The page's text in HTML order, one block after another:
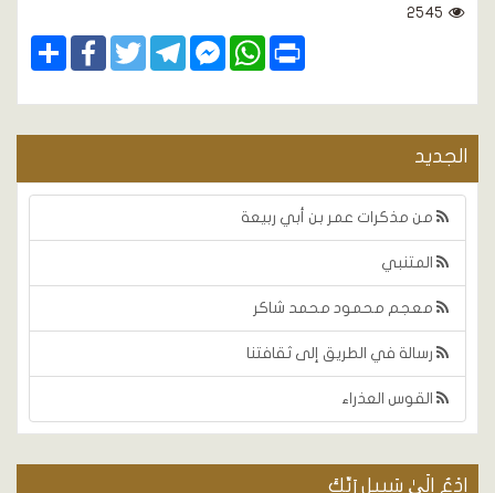
Share
FacebookTwitterTelegramFacebook
Messenger
WhatsApp Print
الجديد
من مذكرات عمر بن أبي ربيعة
المتنبي
معجم محمود محمد شاكر
رسالة في الطريق إلى ثقافتنا
القوس العذراء
ادْعُ إِلَىٰ سَبِيلِ رَبِّكَ